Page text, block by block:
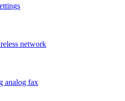
network
analog fax